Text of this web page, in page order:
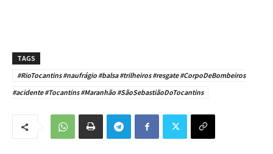
TAGS
#RioTocantins #naufrágio #balsa #trilheiros #resgate #CorpoDeBombeiros
#acidente #Tocantins #Maranhão #SãoSebastiãoDoTocantins